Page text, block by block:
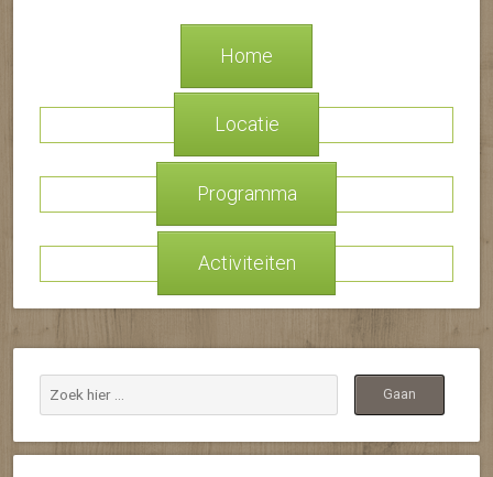
Home
Locatie
Programma
Activiteiten